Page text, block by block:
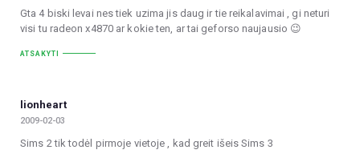
Gta 4 biski levai nes tiek uzima jis daug ir tie reikalavimai , gi neturi
visi tu radeon x4870 ar kokie ten, ar tai geforso naujausio 😉
ATSAKYTI
lionheart
2009-02-03
Sims 2 tik todėl pirmoje vietoje , kad greit išeis Sims 3